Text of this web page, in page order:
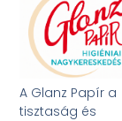
A Glanz Papír a
tisztaság és